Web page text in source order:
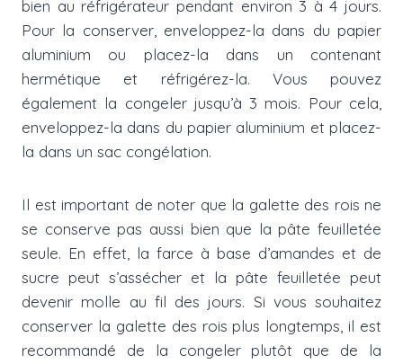
bien au réfrigérateur pendant environ 3 à 4 jours.
Pour la conserver, enveloppez-la dans du papier
aluminium ou placez-la dans un contenant
hermétique et réfrigérez-la. Vous pouvez
également la congeler jusqu’à 3 mois. Pour cela,
enveloppez-la dans du papier aluminium et placez-
la dans un sac congélation.
Il est important de noter que la galette des rois ne
se conserve pas aussi bien que la pâte feuilletée
seule. En effet, la farce à base d’amandes et de
sucre peut s’assécher et la pâte feuilletée peut
devenir molle au fil des jours. Si vous souhaitez
conserver la galette des rois plus longtemps, il est
recommandé de la congeler plutôt que de la